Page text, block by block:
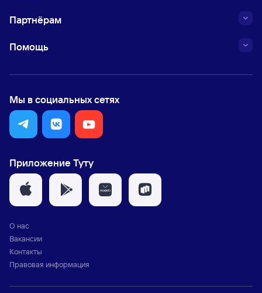
Партнёрам
Помощь
Мы в социальных сетях
Приложение Туту
О нас
Вакансии
Контакты
Правовая информация